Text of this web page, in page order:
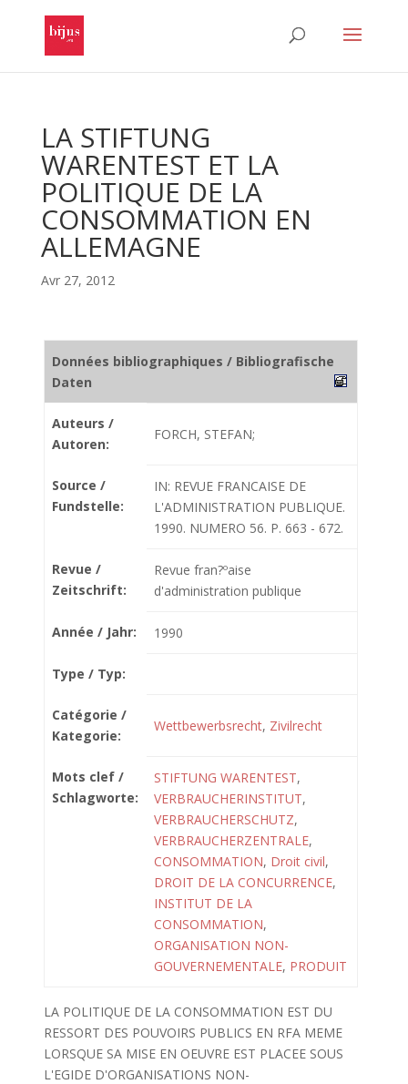
LA STIFTUNG
WARENTEST ET LA
POLITIQUE DE LA
CONSOMMATION EN
ALLEMAGNE
Avr 27, 2012
Données bibliographiques / Bibliografische
Daten
Auteurs /
Autoren:
FORCH, STEFAN;
Source /
Fundstelle:
IN: REVUE FRANCAISE DE
L'ADMINISTRATION PUBLIQUE.
1990. NUMERO 56. P. 663 - 672.
Revue /
Zeitschrift:
Revue fran?ºaise
d'administration publique
Année / Jahr: 1990
Type / Typ:
Catégorie /
Kategorie:
Wettbewerbsrecht, Zivilrecht
Mots clef /
Schlagworte:
STIFTUNG WARENTEST,
VERBRAUCHERINSTITUT,
VERBRAUCHERSCHUTZ,
VERBRAUCHERZENTRALE,
CONSOMMATION, Droit civil,
DROIT DE LA CONCURRENCE,
INSTITUT DE LA
CONSOMMATION,
ORGANISATION NON-
GOUVERNEMENTALE, PRODUIT
LA POLITIQUE DE LA CONSOMMATION EST DU
RESSORT DES POUVOIRS PUBLICS EN RFA MEME
LORSQUE SA MISE EN OEUVRE EST PLACEE SOUS
L'EGIDE D'ORGANISATIONS NON-